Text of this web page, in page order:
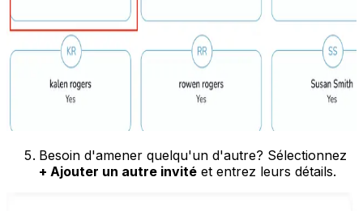
Besoin d'amener quelqu'un d'autre? Sélectionnez
+ Ajouter un autre invité et entrez leurs détails.